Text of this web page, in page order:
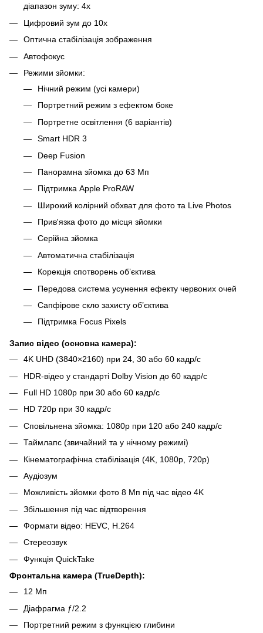
діапазон зуму: 4x
Цифровий зум до 10x
Оптична стабілізація зображення
Автофокус
Режими зйомки:
Нічний режим (усі камери)
Портретний режим з ефектом боке
Портретне освітлення (6 варіантів)
Smart HDR 3
Deep Fusion
Панорамна зйомка до 63 Мп
Підтримка Apple ProRAW
Широкий колірний обхват для фото та Live Photos
Прив'язка фото до місця зйомки
Серійна зйомка
Автоматична стабілізація
Корекція спотворень об’єктива
Передова система усунення ефекту червоних очей
Сапфірове скло захисту об’єктива
Підтримка Focus Pixels
Запис відео (основна камера):
4K UHD (3840×2160) при 24, 30 або 60 кадр/с
HDR-відео у стандарті Dolby Vision до 60 кадр/с
Full HD 1080p при 30 або 60 кадр/с
HD 720p при 30 кадр/с
Сповільнена зйомка: 1080p при 120 або 240 кадр/с
Таймлапс (звичайний та у нічному режимі)
Кінематографічна стабілізація (4K, 1080p, 720p)
Аудіозум
Можливість зйомки фото 8 Мп під час відео 4K
Збільшення під час відтворення
Формати відео: HEVC, H.264
Стереозвук
Функція QuickTake
Фронтальна камера (TrueDepth):
12 Мп
Діафрагма ƒ/2.2
Портретний режим з функцією глибини